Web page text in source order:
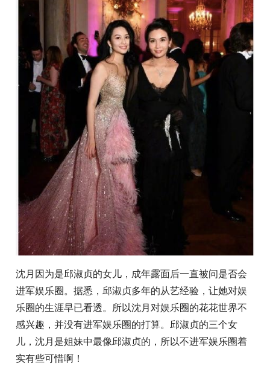
沈月因为是邱淑贞的女儿，成年露面后一直被问是否会
进军娱乐圈。据悉，邱淑贞多年的从艺经验，让她对娱
乐圈的生涯早已看透。所以沈月对娱乐圈的花花世界不
感兴趣，并没有进军娱乐圈的打算。邱淑贞的三个女
儿，沈月是姐妹中最像邱淑贞的，所以不进军娱乐圈着
实有些可惜啊！